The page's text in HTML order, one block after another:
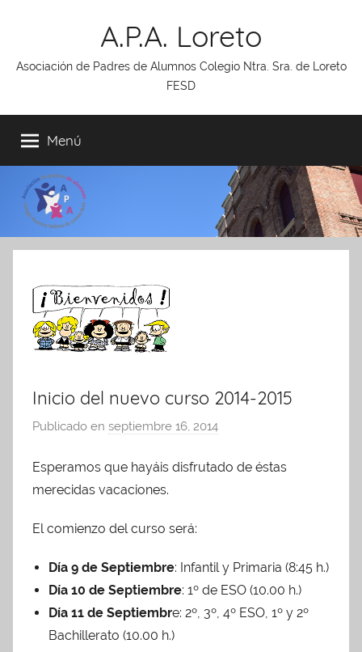
A.P.A. Loreto
Asociación de Padres de Alumnos Colegio Ntra. Sra. de Loreto
FESD
Menú
Inicio del nuevo curso 2014-2015
Publicado en septiembre 16, 2014
r
n
A
P
Esperamos que hayáis disfrutado de éstas
merecidas vacaciones.
El comienzo del curso será:
Día 9 de Septiembre: Infantil y Primaria (8:45 h.)
Día 10 de Septiembre: 1º de ESO (10.00 h.)
Día 11 de Septiembre: 2º, 3º, 4º ESO, 1º y 2º
Bachillerato (10.00 h.)